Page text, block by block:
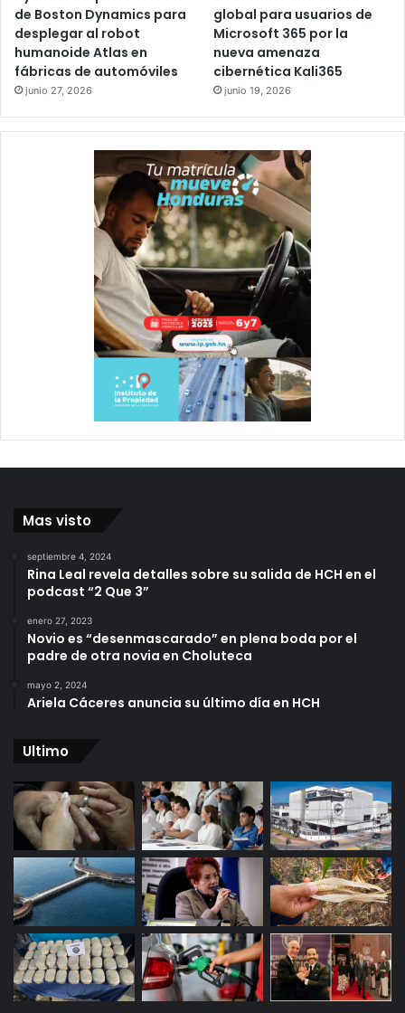
de Boston Dynamics para
desplegar al robot
humanoide Atlas en
fábricas de automóviles
junio 27, 2026
global para usuarios de
Microsoft 365 por la
nueva amenaza
cibernética Kali365
junio 19, 2026
Mas visto
septiembre 4, 2024
Rina Leal revela detalles sobre su salida de HCH en el
podcast “2 Que 3”
enero 27, 2023
Novio es “desenmascarado” en plena boda por el
padre de otra novia en Choluteca
mayo 2, 2024
Ariela Cáceres anuncia su último día en HCH
Ultimo